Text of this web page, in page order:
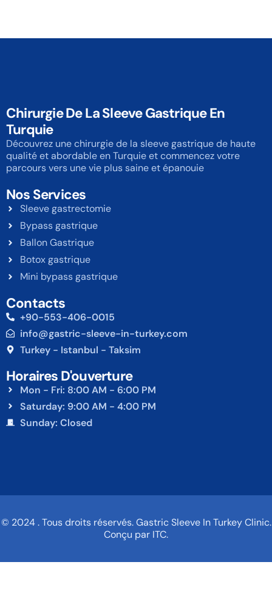
Chirurgie De La Sleeve Gastrique En
Turquie
Découvrez une chirurgie de la sleeve gastrique de haute
qualité et abordable en Turquie et commencez votre
parcours vers une vie plus saine et épanouie
Nos Services
Sleeve gastrectomie
Bypass gastrique
Ballon Gastrique
Botox gastrique
Mini bypass gastrique
Contacts
+90-553-406-0015
info@gastric-sleeve-in-turkey.com
Turkey - Istanbul - Taksim
Horaires D'ouverture
Mon - Fri: 8:00 AM - 6:00 PM
Saturday: 9:00 AM - 4:00 PM
Sunday: Closed
© 2024 . Tous droits réservés. Gastric Sleeve In Turkey Clinic.
Conçu par ITC.